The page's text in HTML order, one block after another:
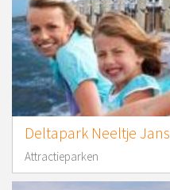
Deltapark Neeltje Jans
Attractieparken